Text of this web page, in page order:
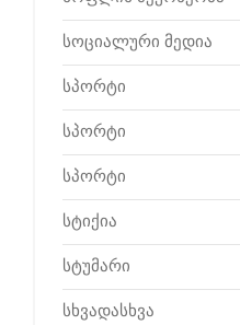
სოციალური მედია
სპორტი
სპორტი
სპორტი
სტიქია
სტუმარი
სხვადასხვა